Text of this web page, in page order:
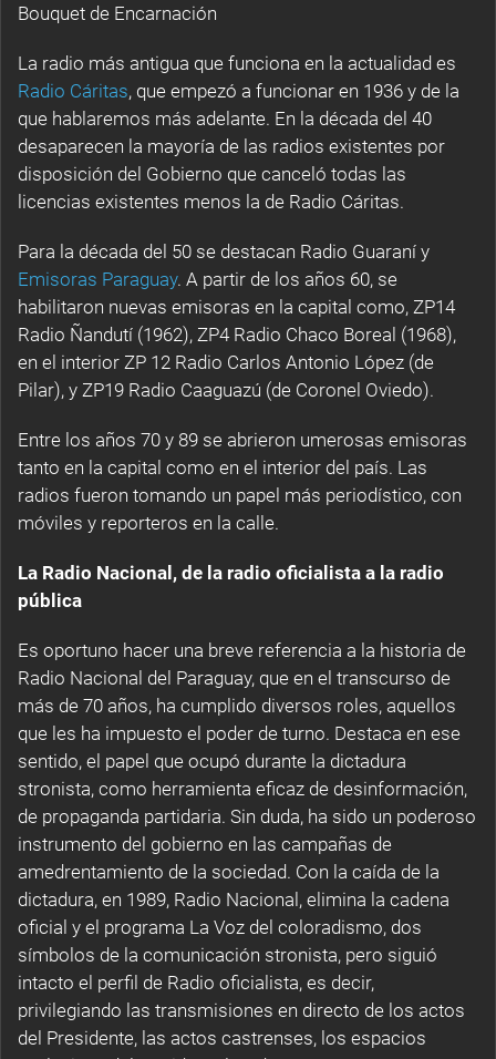
Bouquet de Encarnación
La radio más antigua que funciona en la actualidad es
Radio Cáritas, que empezó a funcionar en 1936 y de la
que hablaremos más adelante. En la década del 40
desaparecen la mayoría de las radios existentes por
disposición del Gobierno que canceló todas las
licencias existentes menos la de Radio Cáritas.
Para la década del 50 se destacan Radio Guaraní y
Emisoras Paraguay. A partir de los años 60, se
habilitaron nuevas emisoras en la capital como, ZP14
Radio Ñandutí (1962), ZP4 Radio Chaco Boreal (1968),
en el interior ZP 12 Radio Carlos Antonio López (de
Pilar), y ZP19 Radio Caaguazú (de Coronel Oviedo).
Entre los años 70 y 89 se abrieron umerosas emisoras
tanto en la capital como en el interior del país. Las
radios fueron tomando un papel más periodístico, con
móviles y reporteros en la calle.
La Radio Nacional, de la radio oficialista a la radio
pública
Es oportuno hacer una breve referencia a la historia de
Radio Nacional del Paraguay, que en el transcurso de
más de 70 años, ha cumplido diversos roles, aquellos
que les ha impuesto el poder de turno. Destaca en ese
sentido, el papel que ocupó durante la dictadura
stronista, como herramienta eficaz de desinformación,
de propaganda partidaria. Sin duda, ha sido un poderoso
instrumento del gobierno en las campañas de
amedrentamiento de la sociedad. Con la caída de la
dictadura, en 1989, Radio Nacional, elimina la cadena
oficial y el programa La Voz del coloradismo, dos
símbolos de la comunicación stronista, pero siguió
intacto el perfil de Radio oficialista, es decir,
privilegiando las transmisiones en directo de los actos
del Presidente, las actos castrenses, los espacios